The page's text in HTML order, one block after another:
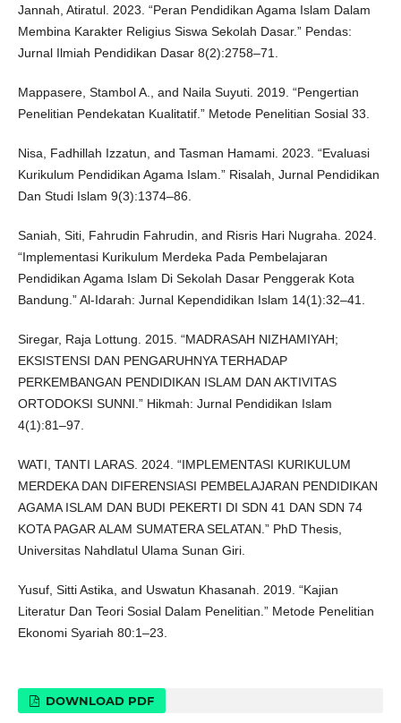
Jannah, Atiratul. 2023. “Peran Pendidikan Agama Islam Dalam
Membina Karakter Religius Siswa Sekolah Dasar.” Pendas:
Jurnal Ilmiah Pendidikan Dasar 8(2):2758–71.
Mappasere, Stambol A., and Naila Suyuti. 2019. “Pengertian
Penelitian Pendekatan Kualitatif.” Metode Penelitian Sosial 33.
Nisa, Fadhillah Izzatun, and Tasman Hamami. 2023. “Evaluasi
Kurikulum Pendidikan Agama Islam.” Risalah, Jurnal Pendidikan
Dan Studi Islam 9(3):1374–86.
Saniah, Siti, Fahrudin Fahrudin, and Risris Hari Nugraha. 2024.
“Implementasi Kurikulum Merdeka Pada Pembelajaran
Pendidikan Agama Islam Di Sekolah Dasar Penggerak Kota
Bandung.” Al-Idarah: Jurnal Kependidikan Islam 14(1):32–41.
Siregar, Raja Lottung. 2015. “MADRASAH NIZHAMIYAH;
EKSISTENSI DAN PENGARUHNYA TERHADAP
PERKEMBANGAN PENDIDIKAN ISLAM DAN AKTIVITAS
ORTODOKSI SUNNI.” Hikmah: Jurnal Pendidikan Islam
4(1):81–97.
WATI, TANTI LARAS. 2024. “IMPLEMENTASI KURIKULUM
MERDEKA DAN DIFERENSIASI PEMBELAJARAN PENDIDIKAN
AGAMA ISLAM DAN BUDI PEKERTI DI SDN 41 DAN SDN 74
KOTA PAGAR ALAM SUMATERA SELATAN.” PhD Thesis,
Universitas Nahdlatul Ulama Sunan Giri.
Yusuf, Sitti Astika, and Uswatun Khasanah. 2019. “Kajian
Literatur Dan Teori Sosial Dalam Penelitian.” Metode Penelitian
Ekonomi Syariah 80:1–23.
DOWNLOAD PDF